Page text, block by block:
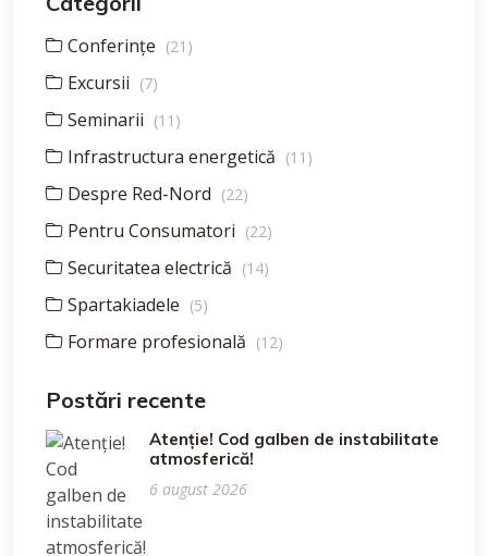
Conferințe (21)
Excursii (7)
Seminarii (11)
Infrastructura energetică (11)
Despre Red-Nord (22)
Pentru Consumatori (22)
Securitatea electrică (14)
Spartakiadele (5)
Formare profesională (12)
Postări recente
Atenție! Cod galben de instabilitate
atmosferică!
6 august 2026